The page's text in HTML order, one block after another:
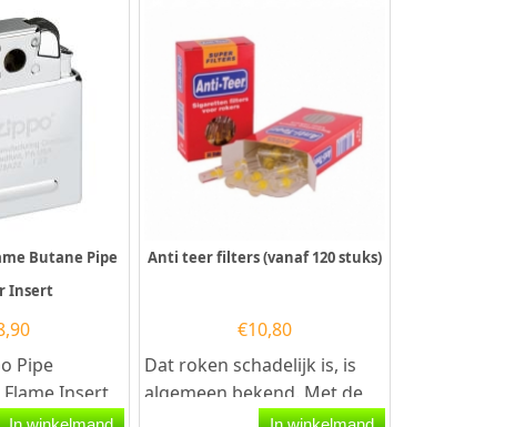
Butane Pipe
Insert
Pipe
Flame Insert
Zippo...
Anti teer filters (vanaf 120 stuks)
€10,80
Dat roken schadelijk is, is
algemeen bekend. Met de
anti teer filters filtert u een